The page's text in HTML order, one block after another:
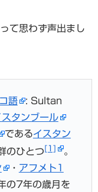
て思わず声出まし
語
: Sultan
スタンブール
であるイスタン
のひとつ[1]
。
・ アフメト1
7年の歳月を